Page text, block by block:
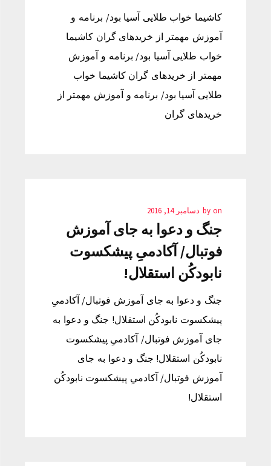
کاشیما خواب طلایی آسیا بود/ برنامه‌ و
آموزش مهمتر از خریدهای گران کاشیما
خواب طلایی آسیا بود/ برنامه‌ و آموزش
مهمتر از خریدهای گران کاشیما خواب
طلایی آسیا بود/ برنامه‌ و آموزش مهمتر از
خریدهای گران
by on دسامبر 14, 2016
جنگ و دعوا به جای آموزش
فوتبال/ آکادمیِ پیشکسوت
نابودکُن استقلال!
جنگ و دعوا به جای آموزش فوتبال/ آکادمیِ
پیشکسوت نابودکُن استقلال! جنگ و دعوا به
جای آموزش فوتبال/ آکادمیِ پیشکسوت
نابودکُن استقلال! جنگ و دعوا به جای
آموزش فوتبال/ آکادمیِ پیشکسوت نابودکُن
استقلال!